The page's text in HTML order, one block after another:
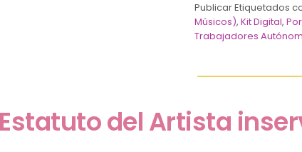
Publicar Etiquetados
Músicos),Kit Digital,
Trabajadores
del Artista